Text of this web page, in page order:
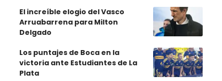
El increíble elogio del Vasco
Arruabarrena para Milton
Delgado
Los puntajes de Boca en la
victoria ante Estudiantes de La
Plata